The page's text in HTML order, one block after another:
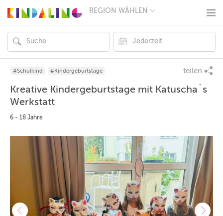
REGION WÄHLEN
MÜNCHEN
HAMBURG
FRANKFURT
KÖLN
ESSEN
WIEN
ZÜRICH
ANDERE
REGIONEN
#Schulkind #Kindergeburtstage teilen
Kreative Kindergeburtstage mit Katuscha´s
Werkstatt
6 - 18 Jahre